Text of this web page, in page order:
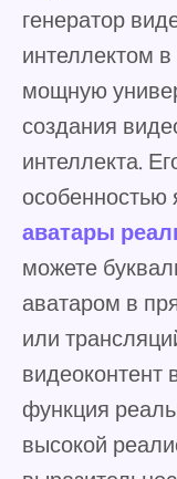
генератор
интеллектом
мощную
создания
интеллекта.
особенностью
аватары
можете
аватаром в
или
видеоконтент
функция
высокой